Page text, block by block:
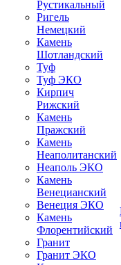
Рустикальный
Ригель
Немецкий
Камень
Шотландский
Туф
Туф ЭКО
Кирпич
Рижский
Камень
Пражский
Камень
Неаполитанский
Неаполь ЭКО
Камень
Венецианский
Венеция ЭКО
Камень
Флорентийский
Гранит
Гранит ЭКО